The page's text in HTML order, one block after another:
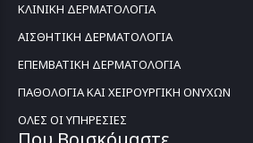
ΚΛΙΝΙΚΗ ΔΕΡΜΑΤΟΛΟΓΙΑ
ΑΙΣΘΗΤΙΚΗ ΔΕΡΜΑΤΟΛΟΓΙΑ
ΕΠΕΜΒΑΤΙΚΗ ΔΕΡΜΑΤΟΛΟΓΙΑ
ΠΑΘΟΛΟΓΙΑ ΚΑΙ ΧΕΙΡΟΥΡΓΙΚΗ ΟΝΥΧΩΝ
ΟΛΕΣ ΟΙ ΥΠΗΡΕΣΙΕΣ